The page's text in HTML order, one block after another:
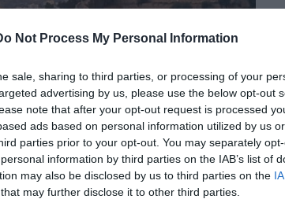
Not Process My Personal Information
sale, sharing to third parties, or processing of your
advertising by us, please use the below opt-out
note that after your opt-out request is processed
ads based on personal information utilized by us
parties prior to your opt-out. You may separately
information by third parties on the IAB’s list of
may also be disclosed by us to third parties on the
that may further disclose it to other third parties.
Crédit photo : Shutterstock – Liz Glasco